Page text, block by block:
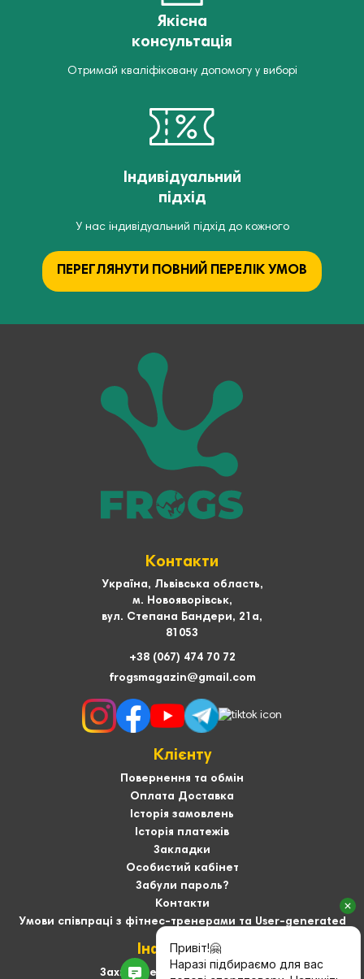
Якісна
консультація
Отримай кваліфіковану допомогу у виборі
Індивідуальний
підхід
У нас індивідуальний підхід до кожного
ПЕРЕГЛЯНУТИ ПОВНИЙ ПЕРЕЛІК УМОВ
Контакти
Україна, Львівська область,
м. Новояворівськ,
вул. Степана Бандери, 21а,
81053
+38 (067) 474 70 72
frogsmagazin@gmail.com
Клієнту
Повернення та обмін
Оплата Доставка
Історія замовлень
Історія платежів
Закладки
Особистий кабінет
Забули пароль?
Контакти
Умови співпраці з фітнес-тренерами та User-generated
Інформація
Захист персональних даних